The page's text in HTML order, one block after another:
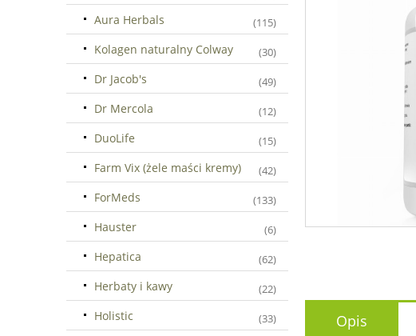
Aura Herbals (115)
Kolagen naturalny Colway (30)
Dr Jacob's (49)
Dr Mercola (12)
DuoLife (15)
Farm Vix (żele maści kremy) (42)
ForMeds (133)
Hauster (6)
Hepatica (62)
Herbaty i kawy (22)
Holistic (33) Opis